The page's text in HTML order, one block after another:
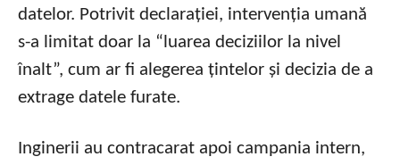
datelor. Potrivit declarației, intervenția umană
s-a limitat doar la “luarea deciziilor la nivel
înalt”, cum ar fi alegerea țintelor și decizia de a
extrage datele furate.
Inginerii au contracarat apoi campania intern,